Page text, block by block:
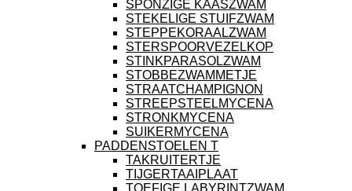
SPONZIGE KAASZWAM
STEKELIGE STUIFZWAM
STEPPEKORAALZWAM
STERSPOORVEZELKOP
STINKPARASOLZWAM
STOBBEZWAMMETJE
STRAATCHAMPIGNON
STREEPSTEELMYCENA
STRONKMYCENA
SUIKERMYCENA
PADDENSTOELEN T
TAKRUITERTJE
TIJGERTAAIPLAAT
TOEFIGE LABYRINTZWAM